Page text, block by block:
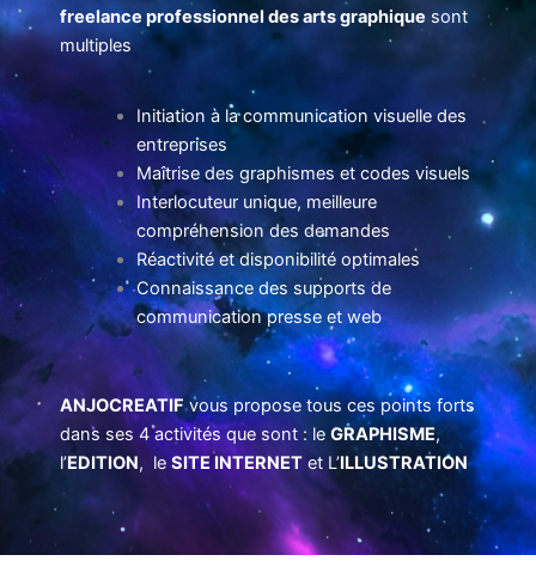
freelance professionnel des arts graphique sont
multiples
Initiation à la communication visuelle des
entreprises
Maîtrise des graphismes et codes visuels
Interlocuteur unique, meilleure
compréhension des demandes
Réactivité et disponibilité optimales
Connaissance des supports de
communication presse et web
ANJOCREATIFvous propose tous ces points forts
dans ses 4 activités que sont : le GRAPHISME,
l’EDITION, leSITE INTERNET et L’ILLUSTRATION